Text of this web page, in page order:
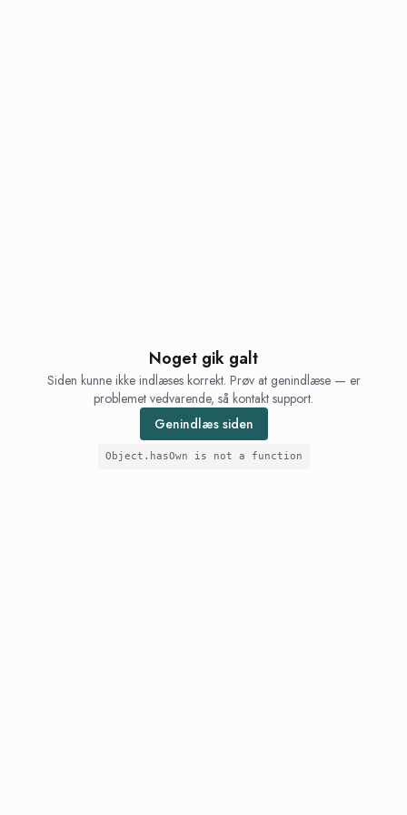
Noget gik galt
Siden kunne ikke indlæses korrekt. Prøv at genindlæse — er
problemet vedvarende, så kontakt support.
Genindlæs siden
Object.hasOwn is not a function